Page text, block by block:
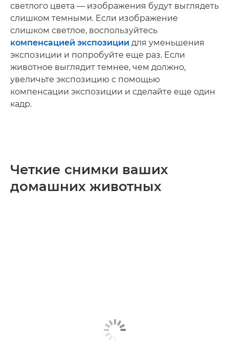
светлого цвета — изображения будут выглядеть
слишком темными. Если изображение
слишком светлое, воспользуйтесь
компенсацией экспозиции для уменьшения
экспозиции и попробуйте еще раз. Если
животное выглядит темнее, чем должно,
увеличьте экспозицию с помощью
компенсации экспозиции и сделайте еще один
кадр.
Четкие снимки ваших
домашних животных